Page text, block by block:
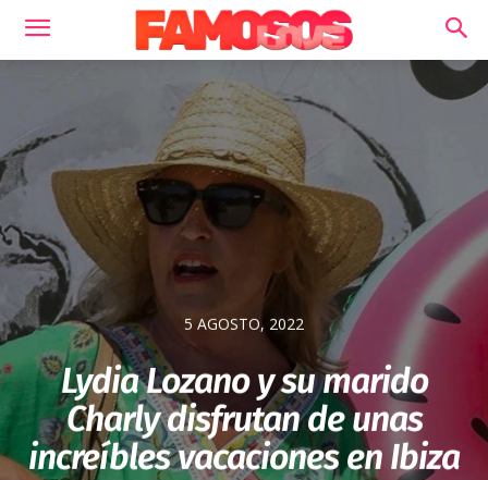
5 AGOSTO, 2022
Lydia Lozano y su marido
Charly disfrutan de unas
increíbles vacaciones en Ibiza